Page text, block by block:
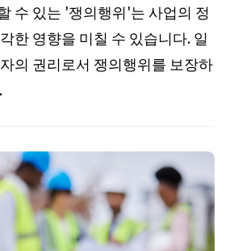
수 있는 '쟁의행위'는 사업의 정
한 영향을 미칠 수 있습니다. 일
의 권리로서 쟁의행위를 보장하